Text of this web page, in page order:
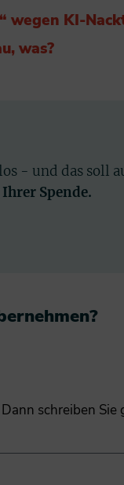
wegen KI-
was?
- und das soll
Spende.
schreiben